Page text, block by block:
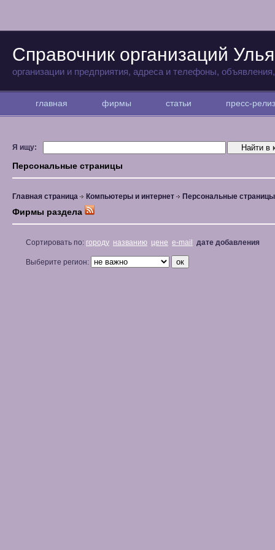
Справочник организаций
организации и предприятия, адреса и телефоны,
главная фирмы статьи пресс-
Я ищу:
Персональные страницы
Главная страница Компьютеры и интернет Персональные страницы
Фирмы раздела
Сортировать по: городу названию цене e-mail дате добавления
Выберите регион: